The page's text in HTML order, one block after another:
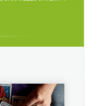
PER LE ARTI
MAHARSHI